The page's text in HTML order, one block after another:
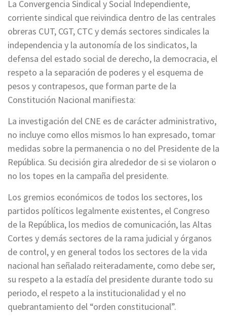
La Convergencia Sindical y Social Independiente,
corriente sindical que reivindica dentro de las centrales
obreras CUT, CGT, CTCy demás sectores sindicales la
independencia y la autonomía de los sindicatos, la
defensa del estado social de derecho, la democracia, el
respeto a la separación de poderes y el esquema de
pesos y contrapesos, que forman parte de la
Constitución Nacional manifiesta:
La investigación del CNE es de carácter administrativo,
no incluye como ellos mismos lo han expresado, tomar
medidas sobre la permanencia o no del Presidente de la
República. Su decisión gira alrededor de si se violaron o
no los topes en la campaña del presidente.
Los gremios económicos de todos los sectores, los
partidos políticos legalmente existentes, el Congreso
de la República, los medios de comunicación, las Altas
Cortes y demás sectores de la rama judicial y órganos
de control, y en general todos los sectores de la vida
nacional han señalado reiteradamente, como debe ser,
su respeto a la estadía del presidente durante todo su
periodo, el respeto a la institucionalidad y el no
quebrantamiento del “orden constitucional”.